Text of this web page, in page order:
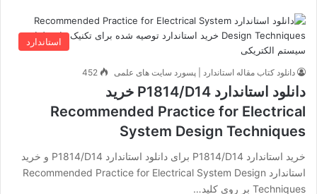
استاندارد
دانلود کتاب مقاله استاندارد | پسورد سایت های علمی 452
دانلود استاندارد P1814/D14 خرید
Recommended Practice for Electrical
System Design Techniques
خرید استاندارد P1814/D14 برای دانلود استاندارد P1814/D14 و خرید
استاندارد Recommended Practice for Electrical System Design
Techniques بر روی کلید…